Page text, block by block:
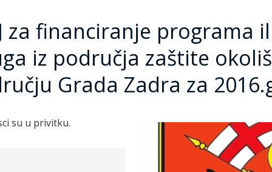
za financiranje programa
iz područja zaštite
Grada Zadra za
su u privitku.